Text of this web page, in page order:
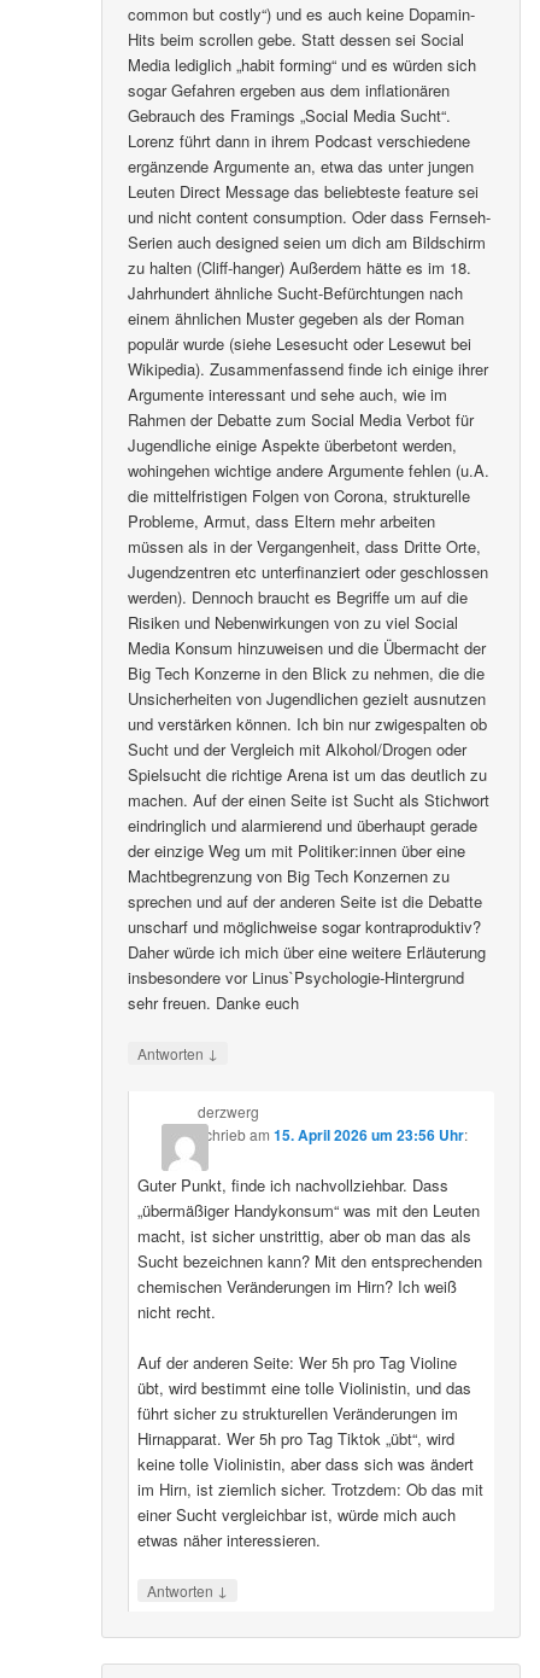
common but costly“) und es auch keine Dopamin-
Hits beim scrollen gebe. Statt dessen sei Social
Media lediglich „habit forming“ und es würden sich
sogar Gefahren ergeben aus dem inflationären
Gebrauch des Framings „Social Media Sucht“.
Lorenz führt dann in ihrem Podcast verschiedene
ergänzende Argumente an, etwa das unter jungen
Leuten Direct Message das beliebteste feature sei
und nicht content consumption. Oder dass Fernseh-
Serien auch designed seien um dich am Bildschirm
zu halten (Cliff-hanger) Außerdem hätte es im 18.
Jahrhundert ähnliche Sucht-Befürchtungen nach
einem ähnlichen Muster gegeben als der Roman
populär wurde (siehe Lesesucht oder Lesewut bei
Wikipedia). Zusammenfassend finde ich einige ihrer
Argumente interessant und sehe auch, wie im
Rahmen der Debatte zum Social Media Verbot für
Jugendliche einige Aspekte überbetont werden,
wohingehen wichtige andere Argumente fehlen (u.A.
die mittelfristigen Folgen von Corona, strukturelle
Probleme, Armut, dass Eltern mehr arbeiten
müssen als in der Vergangenheit, dass Dritte Orte,
Jugendzentren etc unterfinanziert oder geschlossen
werden). Dennoch braucht es Begriffe um auf die
Risiken und Nebenwirkungen von zu viel Social
Media Konsum hinzuweisen und die Übermacht der
Big Tech Konzerne in den Blick zu nehmen, die die
Unsicherheiten von Jugendlichen gezielt ausnutzen
und verstärken können. Ich bin nur zwigespalten ob
Sucht und der Vergleich mit Alkohol/Drogen oder
Spielsucht die richtige Arena ist um das deutlich zu
machen. Auf der einen Seite ist Sucht als Stichwort
eindringlich und alarmierend und überhaupt gerade
der einzige Weg um mit Politiker:innen über eine
Machtbegrenzung von Big Tech Konzernen zu
sprechen und auf der anderen Seite ist die Debatte
unscharf und möglichweise sogar kontraproduktiv?
Daher würde ich mich über eine weitere Erläuterung
insbesondere vor Linus`Psychologie-Hintergrund
sehr freuen. Danke euch
Antworten ↓
derzwerg
schriebam 15. April 2026 um 23:56 Uhr:
Guter Punkt, finde ich nachvollziehbar. Dass
„übermäßiger Handykonsum“ was mit den Leuten
macht, ist sicher unstrittig, aber ob man das als
Sucht bezeichnen kann? Mit den entsprechenden
chemischen Veränderungen im Hirn? Ich weiß
nicht recht.
Auf der anderen Seite: Wer 5h pro Tag Violine
übt, wird bestimmt eine tolle Violinistin, und das
führt sicher zu strukturellen Veränderungen im
Hirnapparat. Wer 5h pro Tag Tiktok „übt“, wird
keine tolle Violinistin, aber dass sich was ändert
im Hirn, ist ziemlich sicher. Trotzdem: Ob das mit
einer Sucht vergleichbar ist, würde mich auch
etwas näher interessieren.
Antworten ↓